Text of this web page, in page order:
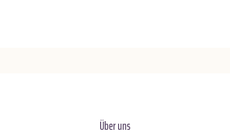
Über uns